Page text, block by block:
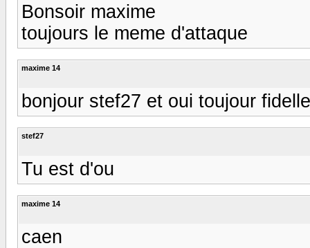
Bonsoir maxime
toujours le meme d'attaque
maxime 14
bonjour stef27 et oui toujour
stef27
Tu est d'ou
maxime 14
caen